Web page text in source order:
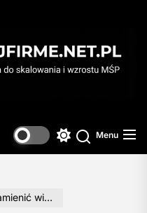
Switch
color
Menu